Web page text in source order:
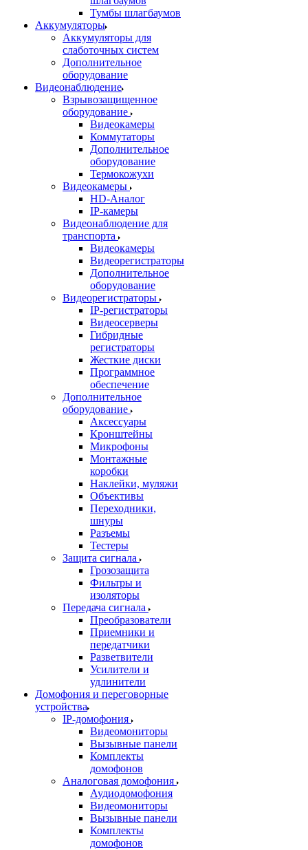
Тумбы шлагбаумов
Аккумуляторы
Аккумуляторы для
слаботочных систем
Дополнительное
оборудование
Видеонаблюдение
Взрывозащищенное
оборудование
Видеокамеры
Коммутаторы
Дополнительное
оборудование
Термокожухи
Видеокамеры
HD-Аналог
IP-камеры
Видеонаблюдение для
транспорта
Видеокамеры
Видеорегистраторы
Дополнительное
оборудование
Видеорегистраторы
IP-регистраторы
Видеосерверы
Гибридные
регистраторы
Жесткие диски
Программное
обеспечение
Дополнительное
оборудование
Аксессуары
Кронштейны
Микрофоны
Монтажные
коробки
Наклейки, муляжи
Объективы
Переходники,
шнуры
Разъемы
Тестеры
Защита сигнала
Грозозащита
Фильтры и
изоляторы
Передача сигнала
Преобразователи
Приемники и
передатчики
Разветвители
Усилители и
удлинители
Домофония и переговорные
устройства
IP-домофония
Видеомониторы
Вызывные панели
Комплекты
домофонов
Аналоговая домофония
Аудиодомофония
Видеомониторы
Вызывные панели
Комплекты
домофонов